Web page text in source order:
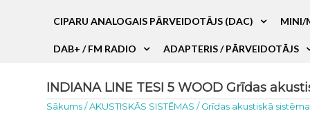
CIPARU ANALOGAIS PĀRVEIDOTĀJS (DAC) MINI/
DAB+ / FM RADIO ADAPTERIS / PĀRVEIDOTĀJS
INDIANA LINE TESI 5 WOOD Grīdas
Sākums/AKUSTISKĀS SISTĒMAS /Grīdas akustiskā sistēma